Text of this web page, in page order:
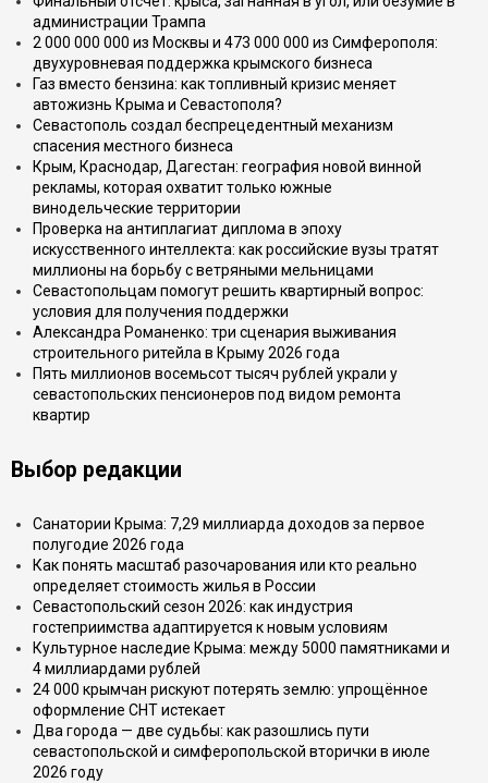
администрации Трампа
2 000 000 000 из Москвы и 473 000 000 из Симферополя:
двухуровневая поддержка крымского бизнеса
Газ вместо бензина: как топливный кризис меняет
автожизнь Крыма и Севастополя?
Севастополь создал беспрецедентный механизм
спасения местного бизнеса
Крым, Краснодар, Дагестан: география новой винной
рекламы, которая охватит только южные
винодельческие территории
Проверка на антиплагиат диплома в эпоху
искусственного интеллекта: как российские вузы тратят
миллионы на борьбу с ветряными мельницами
Севастопольцам помогут решить квартирный вопрос:
условия для получения поддержки
Александра Романенко: три сценария выживания
строительного ритейла в Крыму 2026 года
Пять миллионов восемьсот тысяч рублей украли у
севастопольских пенсионеров под видом ремонта
квартир
Выбор редакции
Санатории Крыма: 7,29 миллиарда доходов за первое
полугодие 2026 года
Как понять масштаб разочарования или кто реально
определяет стоимость жилья в России
Севастопольский сезон 2026: как индустрия
гостеприимства адаптируется к новым условиям
Культурное наследие Крыма: между 5000 памятниками и
4 миллиардами рублей
24 000 крымчан рискуют потерять землю: упрощённое
оформление СНТ истекает
Два города — две судьбы: как разошлись пути
севастопольской и симферопольской вторички в июле
2026 году